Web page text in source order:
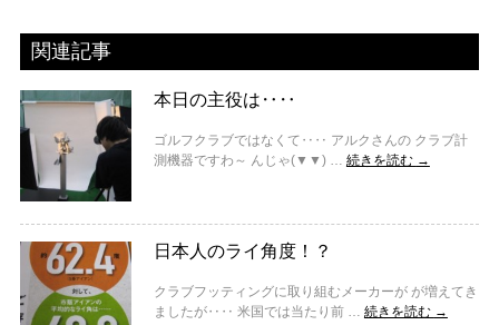
関連記事
本日の主役は‥‥
ゴルフクラブではなくて‥‥ アルクさんの クラブ計
測機器ですわ～ んじゃ(▼▼) … 続きを読む →
日本人のライ角度！？
クラブフッティングに取り組むメーカーが が増えてき
ましたが‥‥ 米国では当たり前 … 続きを読む →